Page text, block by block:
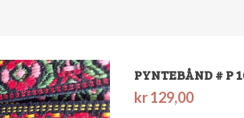
PYNTEBÅND # P
kr129,00